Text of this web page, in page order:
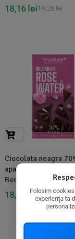
19,26lei
18,16 lei
Ciocolata neagra
apa de trandafir, bio,
Benjamissimo
19,26lei
18,16 lei
Folosim
experiența ta